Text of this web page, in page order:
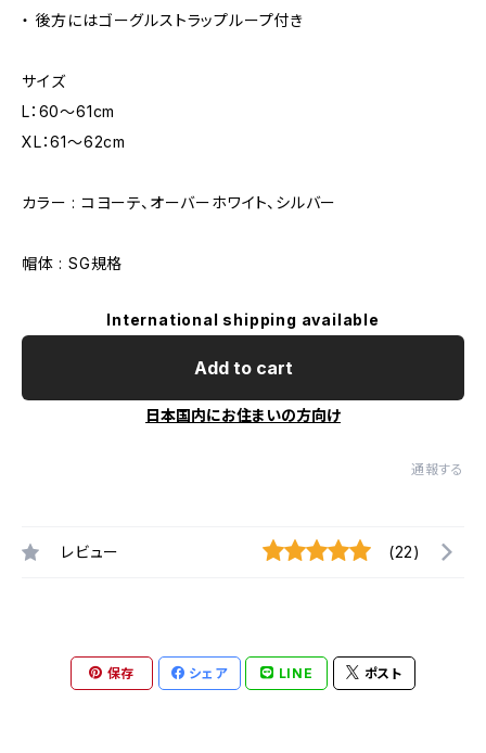
・ 後方にはゴーグルストラップループ付き
サイズ
L：60～61cm
XL：61～62cm
カラー : コヨーテ、オーバーホワイト、シルバー
帽体 : SG規格
International shipping available
Add to cart
日本国内にお住まいの方向け
通報する
レビュー (22)
保存 シェア LINE ポスト